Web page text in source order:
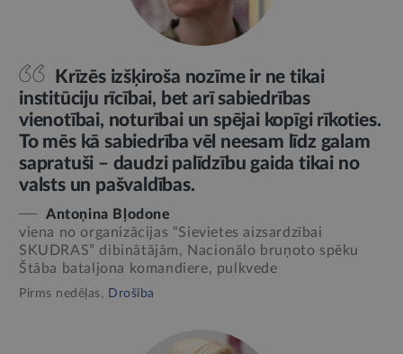
Krīzēs izšķiroša nozīme ir ne tikai
institūciju rīcībai, bet arī sabiedrības
vienotībai, noturībai un spējai kopīgi rīkoties.
To mēs kā sabiedrība vēl neesam līdz galam
sapratuši – daudzi palīdzību gaida tikai no
valsts un pašvaldības.
Antoņina Bļodone
viena no organizācijas “Sievietes aizsardzībai
SKUDRAS” dibinātājām, Nacionālo bruņoto spēku
Štāba bataljona komandiere, pulkvede
Pirms nedēļas, Drošība